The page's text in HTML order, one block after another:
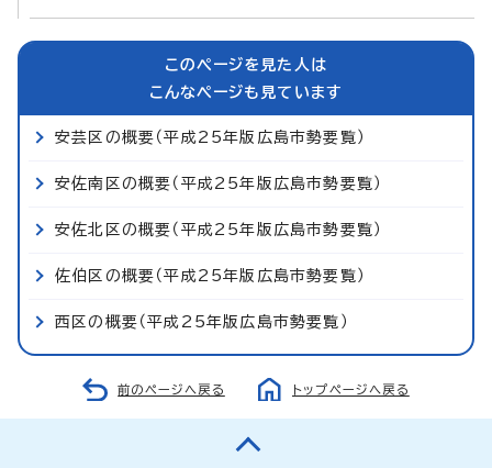
このページを見た人は
こんなページも見ています
安芸区の概要（平成25年版広島市勢要覧）
安佐南区の概要（平成25年版広島市勢要覧）
安佐北区の概要（平成25年版広島市勢要覧）
佐伯区の概要（平成25年版広島市勢要覧）
西区の概要（平成25年版広島市勢要覧）
前のページへ戻る トップページへ戻る